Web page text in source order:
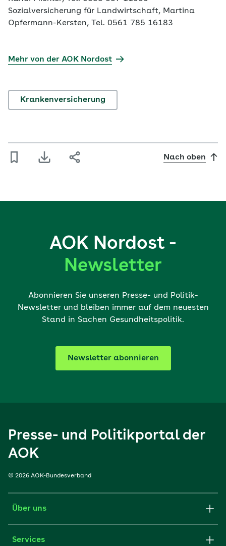
Sozialversicherung für Landwirtschaft, Martina
Opfermann-Kersten, Tel. 0561 785 16183
Mehr von der AOK Nordost
Krankenversicherung
Nach oben
AOK Nordost -
Newsletter
Abonnieren Sie unseren Presse- und Politik-
Newsletter und bleiben immer auf dem neuesten
Stand in Sachen Gesundheitspolitik.
Newsletter abonnieren
Presse- und Politikportal der
AOK
© 2026 AOK-Bundesverband
Über uns
Services